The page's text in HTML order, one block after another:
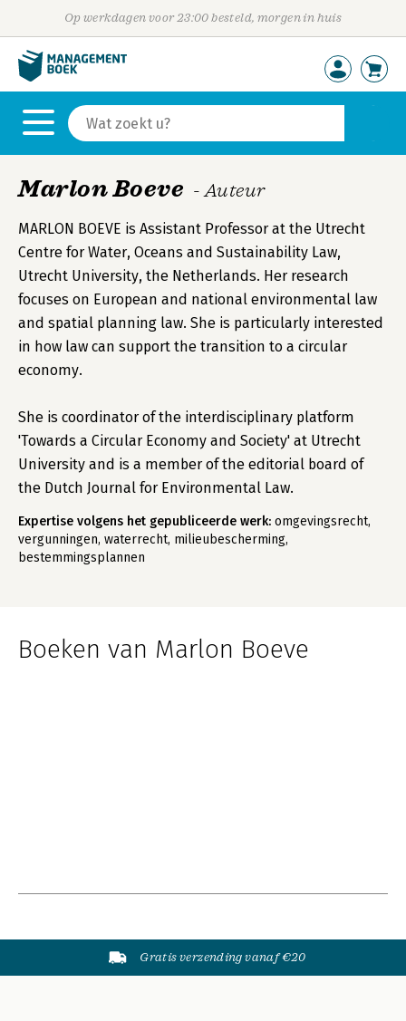
Op werkdagen voor 23:00 besteld, morgen in huis
Marlon Boeve - Auteur
MARLON BOEVE is Assistant Professor at the Utrecht
Centre for Water, Oceans and Sustainability Law,
Utrecht University, the Netherlands. Her research
focuses on European and national environmental law
and spatial planning law. She is particularly interested
in how law can support the transition to a circular
economy.
She is coordinator of the interdisciplinary platform
'Towards a Circular Economy and Society' at Utrecht
University and is a member of the editorial board of
the Dutch Journal for Environmental Law.
Expertise volgens het gepubliceerde werk: omgevingsrecht,
vergunningen, waterrecht, milieubescherming,
bestemmingsplannen
Boeken van Marlon Boeve
Gratis verzending vanaf €20